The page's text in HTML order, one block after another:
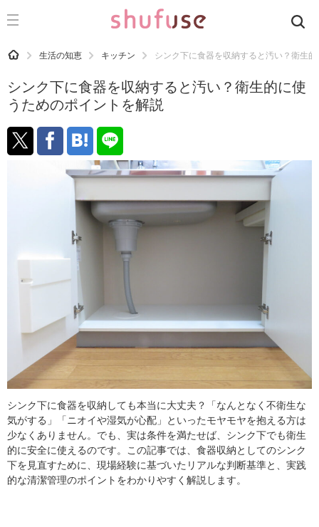
CATEGORY 記事カテゴリ
運気
洗濯
生活の知恵
食材辞典
HOME 生活の知恵 キッチン シンク下に食器を収納すると汚い？衛生
シンク下に食器を収納すると汚い？衛生的に使
うためのポイントを解説
シンク下に食器を収納しても本当に大丈夫？「なんとなく不衛生な
気がする」「ニオイや湿気が心配」といったモヤモヤを抱える方は
少なくありません。でも、実は条件を満たせば、シンク下でも衛生
的に安全に使えるのです。この記事では、食器収納としてのシンク
下を見直すために、現場経験に基づいたリアルな判断基準と、実践
的な清潔管理のポイントをわかりやすく解説します。